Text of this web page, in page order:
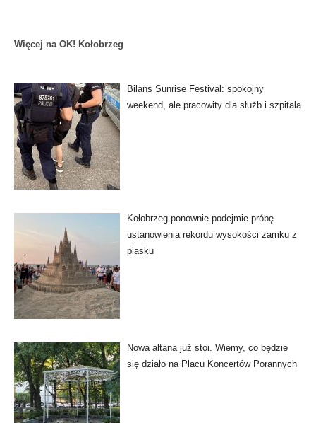
Więcej na OK! Kołobrzeg
Bilans Sunrise Festival: spokojny
weekend, ale pracowity dla służb i szpitala
Kołobrzeg ponownie podejmie próbę
ustanowienia rekordu wysokości zamku z
piasku
Nowa altana już stoi. Wiemy, co będzie
się działo na Placu Koncertów Porannych